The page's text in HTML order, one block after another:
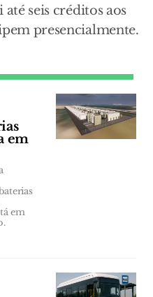
seis créditos aos
presencialmente.
em
em